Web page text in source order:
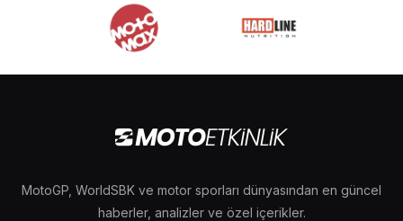
MotoGP, WorldSBK ve motor sporları dünyasından en güncel
haberler, analizler ve özel içerikler.